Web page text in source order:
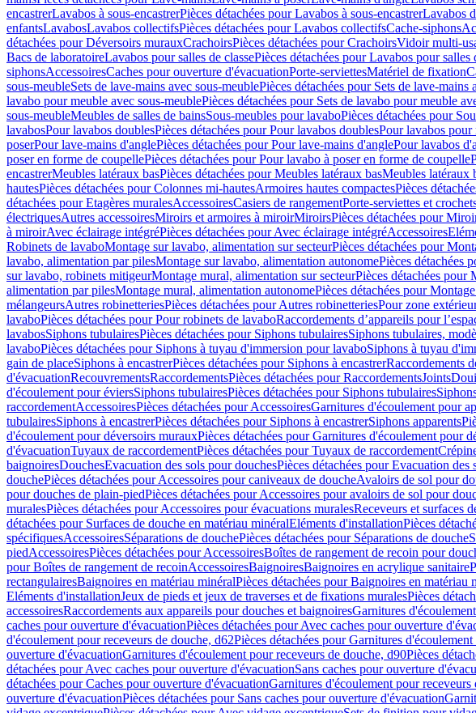
encastrerLavabos à sous-encastrerPièces détachées pour Lavabos à sous-encastrerLavabos
enfantsLavabosLavabos collectifsPièces détachées pour Lavabos collectifsCache-siphons
détachées pour Déversoirs murauxCrachoirsPièces détachées pour CrachoirsVidoir multi-
Bacs de laboratoireLavabos pour salles de classePièces détachées pour Lavabos pour salles
siphonsAccessoiresCaches pour ouverture d'évacuationPorte-serviettesMatériel de fixation
sous-meubleSets de lave-mains avec sous-meublePièces détachées pour Sets de lave-mains
lavabo pour meuble avec sous-meublePièces détachées pour Sets de lavabo pour meuble
sous-meubleMeubles de salles de bainsSous-meubles pour lavaboPièces détachées pour
lavabosPour lavabos doublesPièces détachées pour Pour lavabos doublesPour lavabos pour
poserPour lave-mains d'anglePièces détachées pour Pour lave-mains d'anglePour lavabos
poser en forme de coupellePièces détachées pour Pour lavabo à poser en forme de coupelle
encastrerMeubles latéraux basPièces détachées pour Meubles latéraux basMeubles latéraux
hautesPièces détachées pour Colonnes mi-hautesArmoires hautes compactesPièces
détachées pour Etagères muralesAccessoiresCasiers de rangementPorte-serviettes et
électriquesAutres accessoiresMiroirs et armoires à miroirMiroirsPièces détachées pour
à miroirAvec éclairage intégréPièces détachées pour Avec éclairage intégréAccessoires
Robinets de lavaboMontage sur lavabo, alimentation sur secteurPièces détachées pour
lavabo, alimentation par pilesMontage sur lavabo, alimentation autonomePièces détachées
sur lavabo, robinets mitigeurMontage mural, alimentation sur secteurPièces détachées pour
alimentation par pilesMontage mural, alimentation autonomePièces détachées pour
mélangeursAutres robinetteriesPièces détachées pour Autres robinetteriesPour zone
lavaboPièces détachées pour Pour robinets de lavaboRaccordements d’appareils pour
lavabosSiphons tubulairesPièces détachées pour Siphons tubulairesSiphons tubulaires,
lavaboPièces détachées pour Siphons à tuyau d'immersion pour lavaboSiphons à tuyau
gain de placeSiphons à encastrerPièces détachées pour Siphons à encastrerRaccordements
d'évacuationRecouvrementsRaccordementsPièces détachées pour RaccordementsJoints
d'écoulement pour éviersSiphons tubulairesPièces détachées pour Siphons tubulaires
raccordementAccessoiresPièces détachées pour AccessoiresGarnitures d'écoulement pour
tubulairesSiphons à encastrerPièces détachées pour Siphons à encastrerSiphons apparents
d'écoulement pour déversoirs murauxPièces détachées pour Garnitures d'écoulement pour
d'évacuationTuyaux de raccordementPièces détachées pour Tuyaux de raccordement
baignoiresDouchesEvacuation des sols pour douchesPièces détachées pour Evacuation des
douchePièces détachées pour Accessoires pour caniveaux de doucheAvaloirs de sol pour
pour douches de plain-piedPièces détachées pour Accessoires pour avaloirs de sol pour
muralesPièces détachées pour Accessoires pour évacuations muralesReceveurs et surfaces
détachées pour Surfaces de douche en matériau minéralEléments d'installationPièces
spécifiquesAccessoiresSéparations de douchePièces détachées pour Séparations de douche
piedAccessoiresPièces détachées pour AccessoiresBoîtes de rangement de recoin pour
pour Boîtes de rangement de recoinAccessoiresBaignoiresBaignoires en acrylique sanitaire
rectangulairesBaignoires en matériau minéralPièces détachées pour Baignoires en matériau
Eléments d'installationJeux de pieds et jeux de traverses et de fixations muralesPièces
accessoiresRaccordements aux appareils pour douches et baignoiresGarnitures
caches pour ouverture d'évacuationPièces détachées pour Avec caches pour ouverture
d'écoulement pour receveurs de douche, d62Pièces détachées pour Garnitures
ouverture d'évacuationGarnitures d'écoulement pour receveurs de douche, d90Pièces
détachées pour Avec caches pour ouverture d'évacuationSans caches pour ouverture
détachées pour Caches pour ouverture d'évacuationGarnitures d'écoulement pour receveurs
ouverture d'évacuationPièces détachées pour Sans caches pour ouverture d'évacuation